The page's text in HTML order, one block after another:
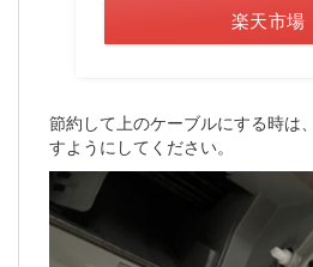
楽天市場
節約して上のケーブルにする時は
すようにしてください。